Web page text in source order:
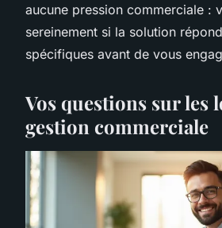
aucune pression commerciale :
sereinement si la solution
spécifiques avant de vous
Vos questions sur les
gestion commerciale